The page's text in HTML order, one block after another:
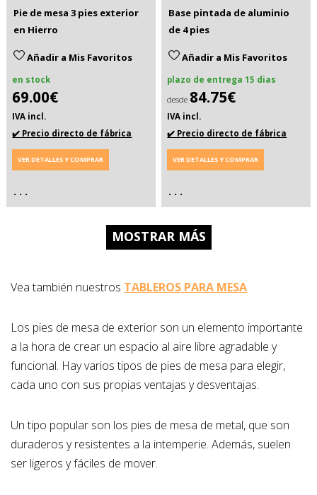
Pie de mesa 3 pies exterior
en Hierro
Añadir a Mis Favoritos
en stock
69.00€
IVA incl.
✔️ Precio directo de fábrica
VER DETALLES Y COMPRAR
. . .
Base pintada de aluminio
de 4 pies
Añadir a Mis Favoritos
plazo de entrega 15 dias
desde 84.75€
IVA incl.
✔️ Precio directo de fábrica
VER DETALLES Y COMPRAR
. . .
MOSTRAR MÁS
Vea también nuestros TABLEROS PARA MESA
Los pies de mesa de exterior son un elemento importante
a la hora de crear un espacio al aire libre agradable y
funcional. Hay varios tipos de pies de mesa para elegir,
cada uno con sus propias ventajas y desventajas.
Un tipo popular son los pies de mesa de metal, que son
duraderos y resistentes a la intemperie. Además, suelen
ser ligeros y fáciles de mover.